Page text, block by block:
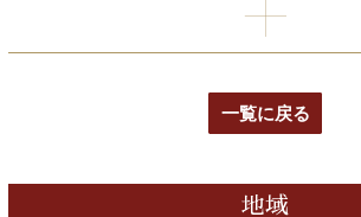
一覧に戻る
地域